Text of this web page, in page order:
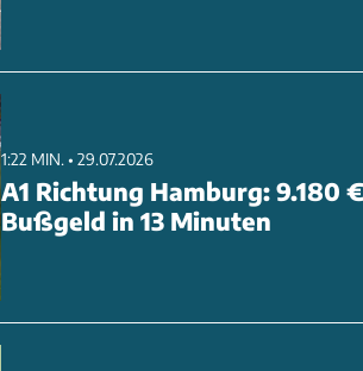
1:22 MIN. • 29.07.2026
A1 Richtung Hamburg: 9.180 €
Bußgeld in 13 Minuten